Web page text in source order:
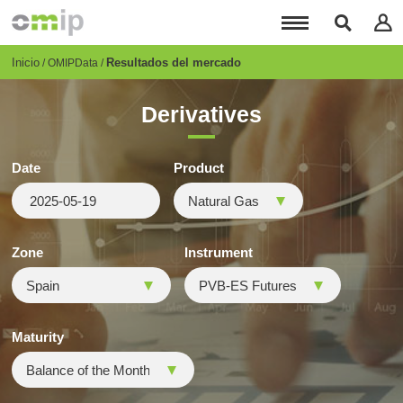
principal
Breadcrumb
Inicio OMIPData Resultados del mercado
Derivatives
Date Product
Zone Instrument
Maturity